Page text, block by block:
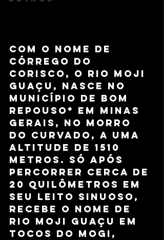
Com o nome de
Córrego do
Corisco, o rio Moji
Guaçu, nasce no
município de Bom
Repouso* em Minas
Gerais, no Morro
do Curvado, a uma
altitude de 1510
metros. Só após
percorrer cerca de
20 quilômetros em
seu leito sinuoso,
recebe o nome de
rio Moji Guaçu em
Tocos do Mogi,